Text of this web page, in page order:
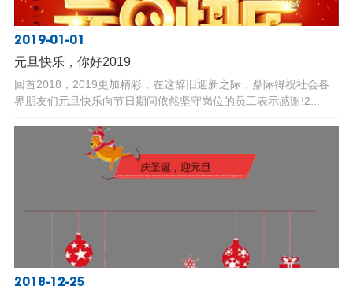
2019-01-01
元旦快乐，你好2019
回首2018，2019更加精彩，在这辞旧迎新之际，鼎际得祝社会各
界朋友们元旦快乐向节日期间依然坚守岗位的员工表示感谢!2...
2018-12-25